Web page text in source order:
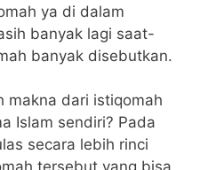
ya di dalam
banyak lagi saat-
banyak disebutkan.
makna dari istiqomah
Islam sendiri? Pada
secara lebih rinci